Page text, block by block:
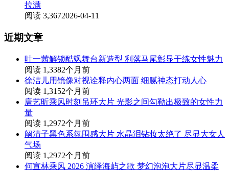
拉满
阅读 3,3672026-04-11
近期文章
叶一茜解锁酷飒舞台新造型 利落马尾彰显干练女性魅力
阅读 1,3382个月前
徐洁儿用镜像对视诠释内心两面 细腻神态打动人心
阅读 1,3152个月前
唐艺昕乘风时刻吊环大片 光影之间勾勒出极致的女性力
量
阅读 1,2972个月前
阚清子黑色系氛围感大片 水晶泪钻妆太绝了 尽显大女人
气场
阅读 1,2972个月前
何宣林乘风 2026 演绎海屿之歌 梦幻泡泡大片尽显温柔